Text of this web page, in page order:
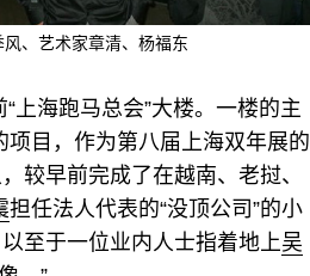
、艺术家章清、杨福东
海跑马总会”大楼。一楼的主
项目，作为第八届上海双年展的
较早前完成了在越南、老挝、
担任法人代表的“没顶公司”的小
至于一位业内人士指着地上吴